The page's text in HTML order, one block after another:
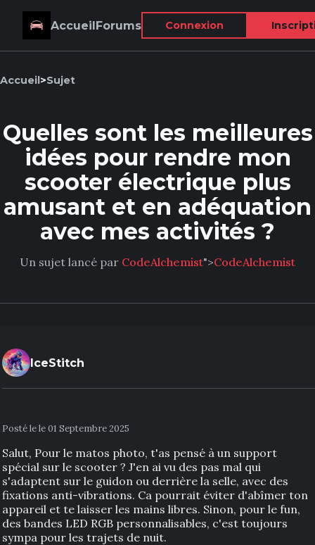
AccueilForums Connexion
Accueil>Sujet
Quelles sont les meilleures
idées pour rendre mon
scooter électrique plus
amusant et en adéquation
avec mes activités ?
Un sujet lancé par CodeAlchemist">CodeAlchemist
IceStitch
Posté le le 01 Septembre 2025
Salut, Pour le matos photo, t'as pensé à un support
spécial sur le scooter ? J'en ai vu des pas mal qui
s'adaptent sur le guidon ou derrière la selle, avec des
fixations anti-vibrations. Ca pourrait éviter d'abîmer ton
appareil et te laisser les mains libres. Sinon, pour le fun,
des bandes LED RGB personnalisables, c'est toujours
sympa pour les trajets de nuit.